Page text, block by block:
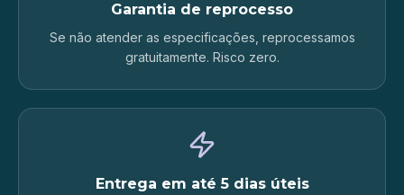
Garantia de reprocesso
Se não atender as especificações, reprocessamos
gratuitamente. Risco zero.
Entrega em até 5 dias úteis